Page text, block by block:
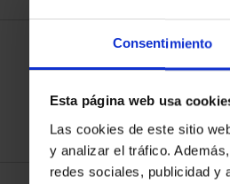
Consentimiento
Esta página web usa
Las cookies de este sitio
y analizar el tráfico.
redes sociales, publicidad y